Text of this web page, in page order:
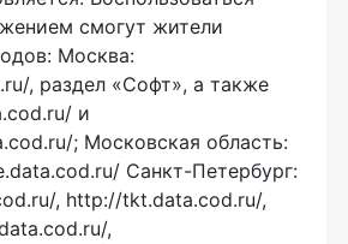
смогут жители
Москва:
, раздел «Софт», а также
и
; Московская область:
Санкт-Петербург:
, http://tkt.data.cod.ru/,
,